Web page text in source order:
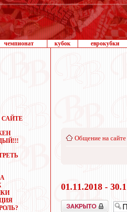
чемпионат кубок еврокубки
Общение на сайте
01.11.2018 -
Закрыто